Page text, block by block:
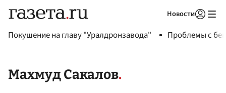
Новости
Покушение на главу "Уралдронзавода" Проблемы с
Махмуд Сакалов